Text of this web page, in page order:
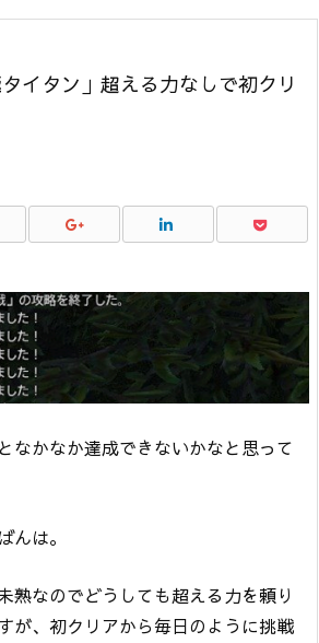
タイタン」超える力なしで初クリ
なかなか達成できないかなと思って
んは。
熟なのでどうしても超える力を頼り
が、初クリアから毎日のように挑戦